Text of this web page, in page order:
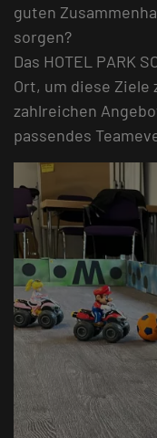
guten
sorgen?
Das HOTEL PARK
Ort, um diese
zahlreichen
passendes